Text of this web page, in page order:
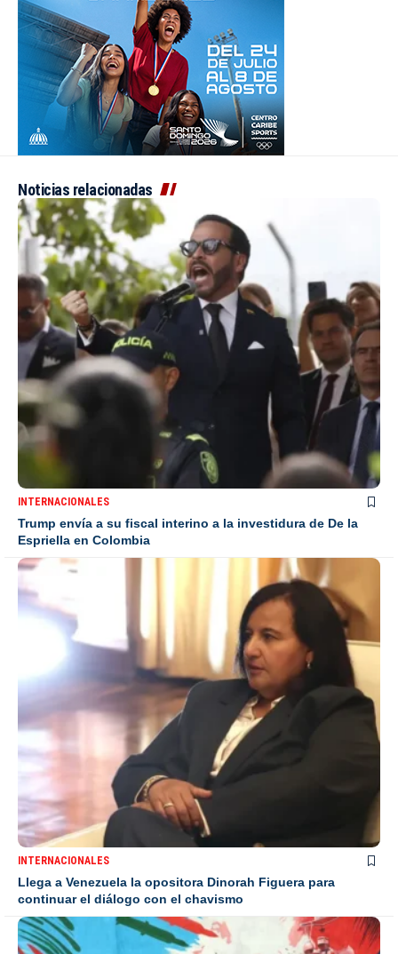
Noticias relacionadas
INTERNACIONALES
Trump envía a su fiscal interino a la investidura de De la
Espriella en Colombia
INTERNACIONALES
Llega a Venezuela la opositora Dinorah Figuera para
continuar el diálogo con el chavismo